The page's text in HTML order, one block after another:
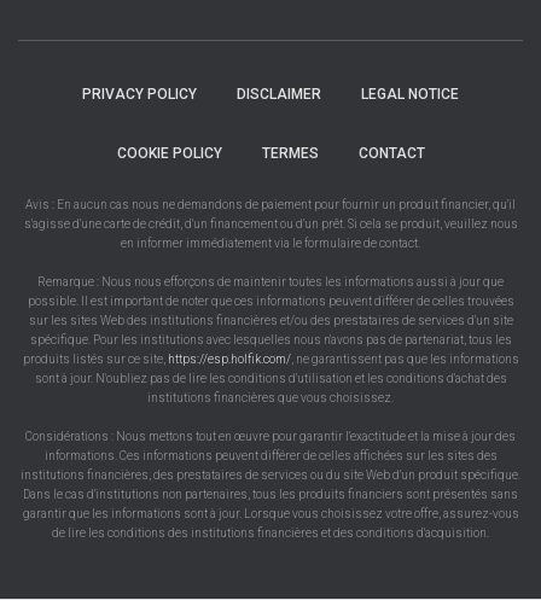
PRIVACY POLICY DISCLAIMER LEGAL NOTICE
COOKIE POLICY TERMES CONTACT
Avis : En aucun cas nous ne demandons de paiement pour fournir un produit financier, qu'il
s'agisse d'une carte de crédit, d'un financement ou d'un prêt. Si cela se produit, veuillez nous
en informer immédiatement via le formulaire de contact.
Remarque : Nous nous efforçons de maintenir toutes les informations aussi à jour que
possible. Il est important de noter que ces informations peuvent différer de celles trouvées
sur les sites Web des institutions financières et/ou des prestataires de services d'un site
spécifique. Pour les institutions avec lesquelles nous n'avons pas de partenariat, tous les
produits listés sur ce site, https://esp.holfik.com/, ne garantissent pas que les informations
sont à jour. N'oubliez pas de lire les conditions d'utilisation et les conditions d'achat des
institutions financières que vous choisissez.
Considérations : Nous mettons tout en œuvre pour garantir l'exactitude et la mise à jour des
informations. Ces informations peuvent différer de celles affichées sur les sites des
institutions financières, des prestataires de services ou du site Web d'un produit spécifique.
Dans le cas d'institutions non partenaires, tous les produits financiers sont présentés sans
garantir que les informations sont à jour. Lorsque vous choisissez votre offre, assurez-vous
de lire les conditions des institutions financières et des conditions d'acquisition.